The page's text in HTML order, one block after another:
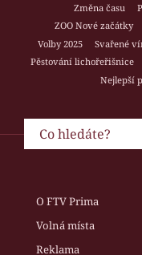
Změna času
ZOO Nové začátky
Volby 2025
Svařené
Pěstování lichořeřišnice
Nejlepší
O FTV Prima
Volná místa
Reklama